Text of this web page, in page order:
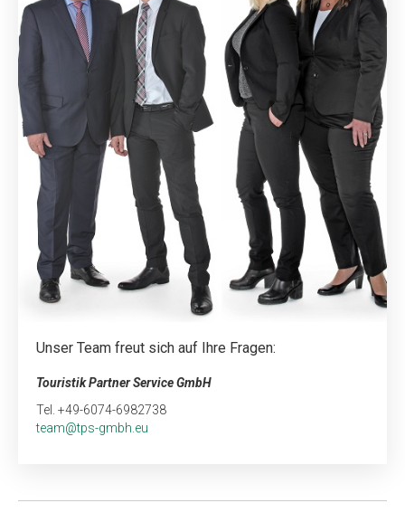
Unser Team freut sich auf Ihre Fragen:
Touristik Partner Service GmbH
Tel. +49-6074-6982738
team@tps-gmbh.eu